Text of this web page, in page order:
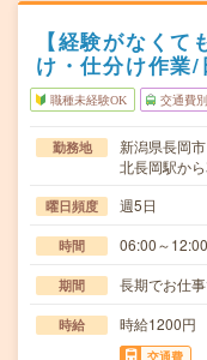
【経験がなく
け・仕分け作業/
職種未経験OK 交通費
勤務地
新潟県長岡市
北長岡駅か
曜日頻度 週5日
時間 06:00～
期間 長期でお仕
時給 時給1200円
交通費